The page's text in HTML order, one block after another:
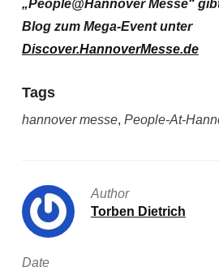
„People@Hannover Messe“
Blog zum Mega-Event unter
Discover.HannoverMesse.de
Tags
hannover messe, People-At-
Author
Torben Dietrich
Date